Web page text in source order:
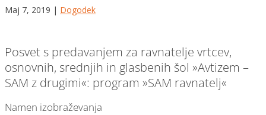
Maj 7, 2019 | Dogodek
Posvet s predavanjem za ravnatelje vrtcev,
osnovnih, srednjih in glasbenih šol »Avtizem –
SAM z drugimi«: program »SAM ravnatelj«
Namen izobraževanja